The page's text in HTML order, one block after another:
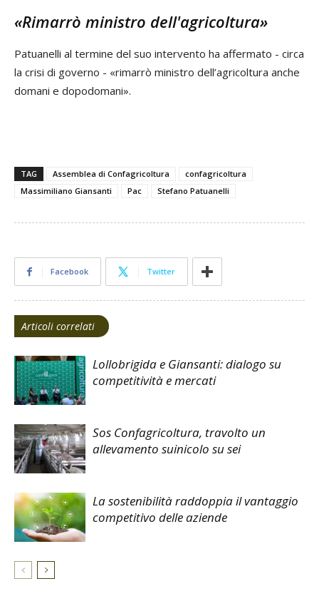
«Rimarrò ministro dell'agricoltura»
Patuanelli al termine del suo intervento ha affermato - circa
la crisi di governo - «rimarrò ministro dell’agricoltura anche
domani e dopodomani».
TAG Assemblea di Confagricoltura
confagricoltura
Massimiliano Giansanti
Pac Stefano Patuanelli
Facebook Twitter
Articoli correlati
Lollobrigida e Giansanti: dialogo su
competitività e mercati
Sos Confagricoltura, travolto un
allevamento suinicolo su sei
La sostenibilità raddoppia il vantaggio
competitivo delle aziende